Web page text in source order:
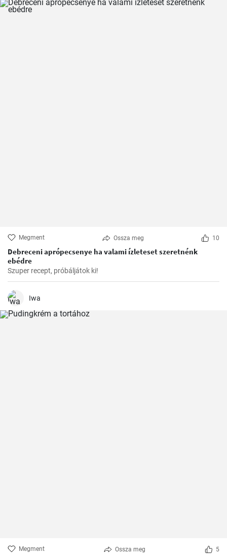
Megment Ossza meg 10
Debreceni aprópecsenye ha valami ízleteset szeretnénk
ebédre
Szuper recept, próbáljátok ki!
Iwa
Megment Ossza meg 5